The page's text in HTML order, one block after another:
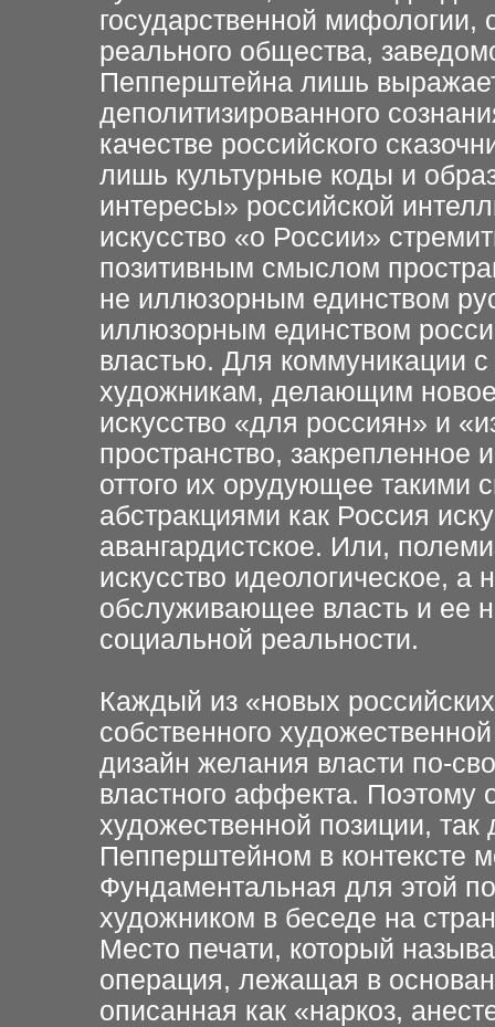
государственной
реального общества,
Пепперштейна лишь
деполитизированного
качестве российского
лишь культурные коды и
интересы» российской
искусство «о России»
позитивным смыслом
не иллюзорным единством
иллюзорным единством
властью. Для коммуникации
художникам, делающим новое
искусство «для россиян» и
пространство, закрепленное
оттого их орудующее такими
абстракциями как Россия
авангардистское. Или,
искусство идеологическое, а
обслуживающее власть и ее
социальной реальности.
Каждый из «новых
собственного
дизайн желания власти по-
властного аффекта. Поэтому
художественной позиции,
Пепперштейном в контексте
Фундаментальная для этой
художником в беседе на
Место печати, который
операция, лежащая в
описанная как «наркоз,